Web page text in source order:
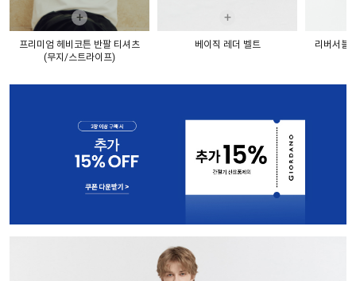
+
프리미엄 헤비코튼 반팔 티셔츠
(무지/스트라이프)
+
베이직 레더 벨트 리버서블